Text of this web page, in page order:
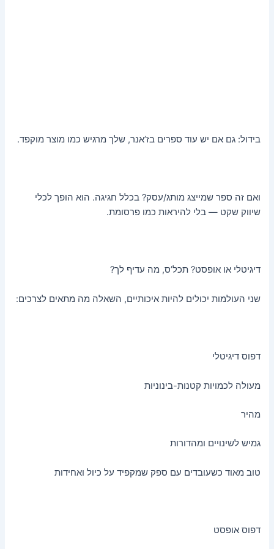
בידול: גם אם יש עוד ספרים בז’אנר, שלך מרגיש כמו מוצר מוקפד.
ואם זה ספר שמייצג מותג/עסק? בכלל חגיגה. הוא הופך לכלי
שיווק שקט — בלי להיראות כמו פרסומת.
דיגיטלי או אופסט? תכל’ס, מה עדיף לך?
שני העולמות יכולים להיות איכותיים, השאלה מה מתאים לצרכים:
דפוס דיגיטלי
מעולה לכמויות קטנות-בינוניות
מהיר
גמיש לשינויים ומהדורות
טוב מאוד כשעובדים עם ספק שמקפיד על כיול ואחידות
דפוס אופסט